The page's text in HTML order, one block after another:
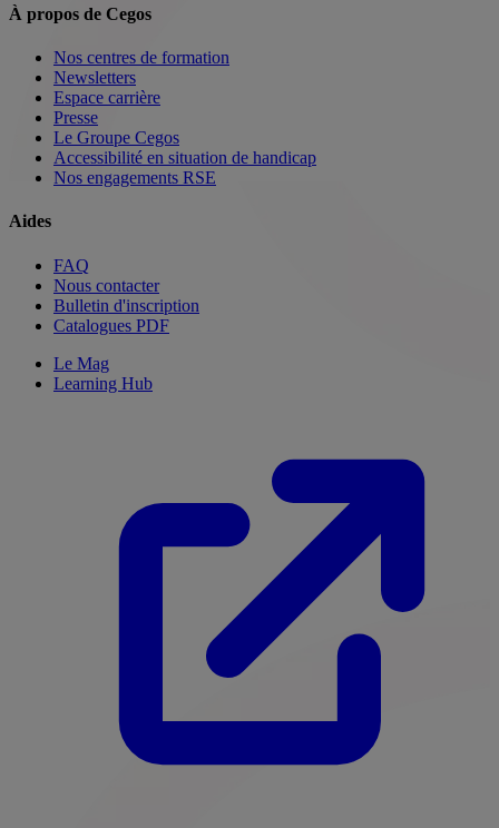
À propos de Cegos
Nos centres de formation
Newsletters
Espace carrière
Presse
Le Groupe Cegos
Accessibilité en situation de handicap
Nos engagements RSE
Aides
FAQ
Nous contacter
Bulletin d'inscription
Catalogues PDF
Le Mag
Learning Hub